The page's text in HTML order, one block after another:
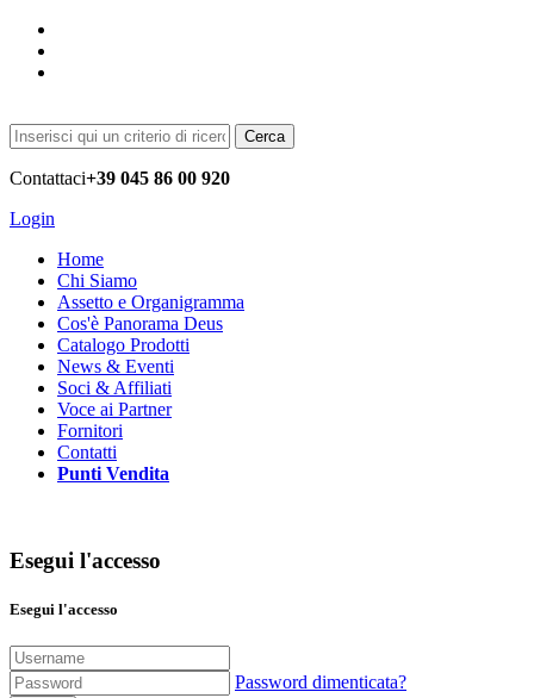
Cerca
Contattaci+39 045 86 00 920
Login
Home
Chi Siamo
Assetto e Organigramma
Cos'è Panorama Deus
Catalogo Prodotti
News & Eventi
Soci & Affiliati
Voce ai Partner
Fornitori
Contatti
Punti Vendita
Esegui l'accesso
Esegui l'accesso
Password dimenticata?